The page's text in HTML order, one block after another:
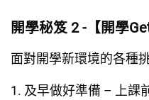
開學秘笈 2 -【開學
面對開學新環境的各種
1. 及早做好準備 – 上課